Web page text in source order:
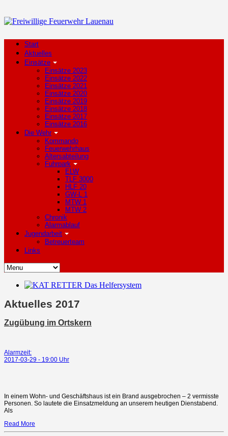
Start
Aktuelles
Einsätze
Einsätze 2023
Einsätze 2022
Einsätze 2021
Einsätze 2020
Einsätze 2019
Einsätze 2018
Einsätze 2017
Einsätze 2016
Die Wehr
Kommando
Feuerwehrhaus
Altersabteilung
Fuhrpark
ELW
TLF 3000
HLF 20
GW-L 1
MTW 1
MTW 2
Chronik
Alarmablauf
Jugendarbeit
Betreuerteam
Links
Aktuelles 2017
Zugübung im Ortskern
Alarmzeit:
2017-03-29 - 19:00 Uhr
In einem Wohn- und Geschäftshaus ist ein Brand ausgebrochen – 2 vermisste
Personen. So lautete die Einsatzmeldung an unserem heutigen Dienstabend.
Als
Read More